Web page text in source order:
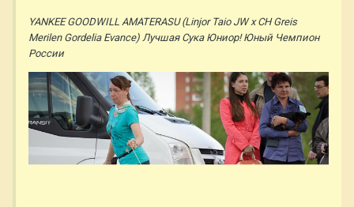
YANKEE GOODWILL AMATERASU (Linjor Taio JW х CH Greis
Merilen Gordelia Evance) Лучшая Сука Юниор! Юный Чемпион
России